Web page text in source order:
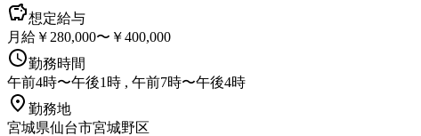
想定給与
月給￥280,000〜￥400,000
勤務時間
午前4時〜午後1時 , 午前7時〜午後4時
勤務地
宮城県仙台市宮城野区